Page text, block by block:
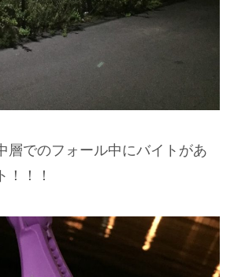
層でのフォール中にバイトがあ
！！！